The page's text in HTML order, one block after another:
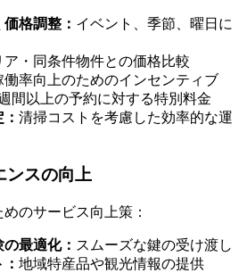
格調整： イベント、季節、曜日に
ア・同条件物件との価格比較
働率向上のためのインセンティブ
間以上の予約に対する特別料金
清掃コストを考慮した効率的な運
ンスの向上
のサービス向上策：
最適化： スムーズな鍵の受け渡し
地域特産品や観光情報の提供